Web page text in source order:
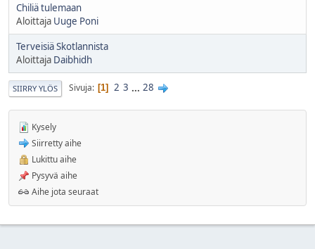
Chiliä tulemaan
Aloittaja Uuge Poni
Terveisiä Skotlannista
Aloittaja Daibhidh
SIIRRY YLÖS Sivuja 1 2 3 ... 28
Kysely
Siirretty aihe
Lukittu aihe
Pysyvä aihe
Aihe jota seuraat